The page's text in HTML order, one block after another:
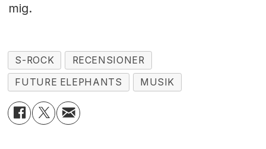
mig.
S-ROCK
RECENSIONER
FUTURE ELEPHANTS
MUSIK